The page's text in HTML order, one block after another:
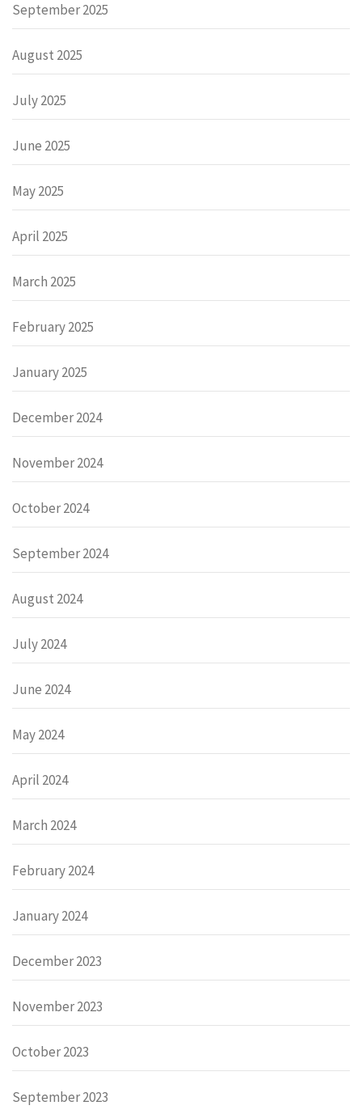
September 2025
August 2025
July 2025
June 2025
May 2025
April 2025
March 2025
February 2025
January 2025
December 2024
November 2024
October 2024
September 2024
August 2024
July 2024
June 2024
May 2024
April 2024
March 2024
February 2024
January 2024
December 2023
November 2023
October 2023
September 2023